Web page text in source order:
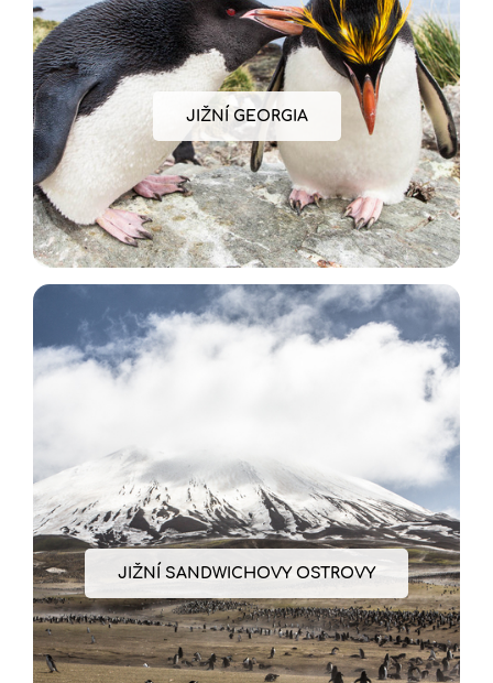
JIŽNÍ GEORGIA
JIŽNÍ SANDWICHOVY OSTROVY